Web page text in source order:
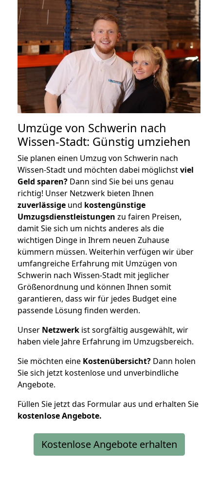
Umzüge von Schwerin nach
Wissen-Stadt: Günstig umziehen
Sie planen einen Umzug von Schwerin nach
Wissen-Stadt und möchten dabei möglichstviel
Geld sparen? Dann sind Sie bei uns genau
richtig! Unser Netzwerk bieten Ihnen
zuverlässige und kostengünstige
Umzugsdienstleistungen zu fairen Preisen,
damit Sie sich um nichts anderes als die
wichtigen Dinge in Ihrem neuen Zuhause
kümmern müssen. Weiterhin verfügen wir über
umfangreiche Erfahrung mit Umzügen von
Schwerin nach Wissen-Stadt mit jeglicher
Größenordnung und können Ihnen somit
garantieren, dass wir für jedes Budget eine
passende Lösung finden werden.
Unser Netzwerk ist sorgfältig ausgewählt, wir
haben viele Jahre Erfahrung im Umzugsbereich.
Sie möchten eine Kostenübersicht? Dann holen
Sie sich jetzt kostenlose und unverbindliche
Angebote.
Füllen Sie jetzt das Formular aus und erhalten Sie
kostenloseAngebote.
Kostenlose Angebote erhalten